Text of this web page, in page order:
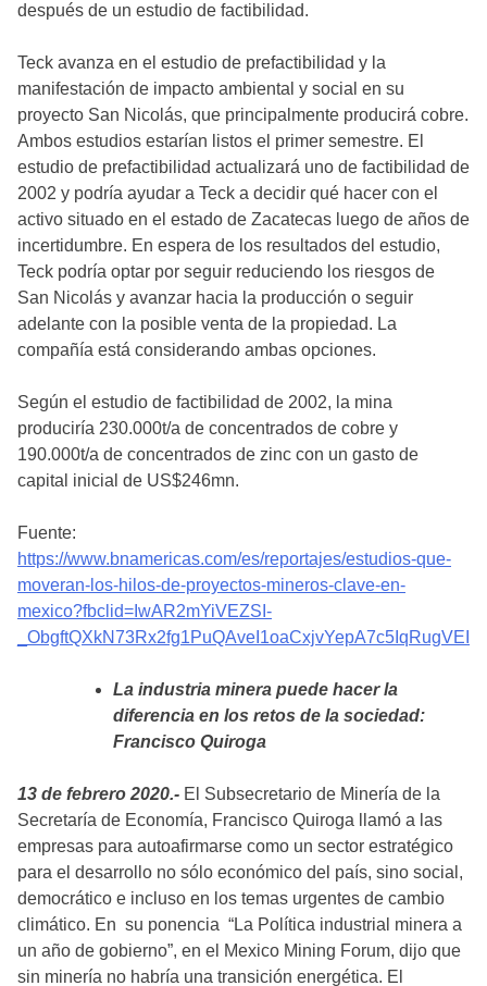
después de un estudio de factibilidad.
Teck avanza en el estudio de prefactibilidad y la
manifestación de impacto ambiental y social en su
proyecto San Nicolás, que principalmente producirá cobre.
Ambos estudios estarían listos el primer semestre. El
estudio de prefactibilidad actualizará uno de factibilidad de
2002 y podría ayudar a Teck a decidir qué hacer con el
activo situado en el estado de Zacatecas luego de años de
incertidumbre. En espera de los resultados del estudio,
Teck podría optar por seguir reduciendo los riesgos de
San Nicolás y avanzar hacia la producción o seguir
adelante con la posible venta de la propiedad. La
compañía está considerando ambas opciones.
Según el estudio de factibilidad de 2002, la mina
produciría 230.000t/a de concentrados de cobre y
190.000t/a de concentrados de zinc con un gasto de
capital inicial de US$246mn.
Fuente:
https://www.bnamericas.com/es/reportajes/estudios-que-
moveran-los-hilos-de-proyectos-mineros-clave-en-
mexico?fbclid=IwAR2mYiVEZSI-
_ObgftQXkN73Rx2fg1PuQAveI1oaCxjvYepA7c5IqRugVEI
La industria minera puede hacer la
diferencia en los retos de la sociedad:
Francisco Quiroga
13 de febrero 2020.- El Subsecretario de Minería de la
Secretaría de Economía, Francisco Quiroga llamó a las
empresas para autoafirmarse como un sector estratégico
para el desarrollo no sólo económico del país, sino social,
democrático e incluso en los temas urgentes de cambio
climático. En su ponencia “La Política industrial minera a
un año de gobierno”, en el Mexico Mining Forum, dijo que
sin minería no habría una transición energética. El